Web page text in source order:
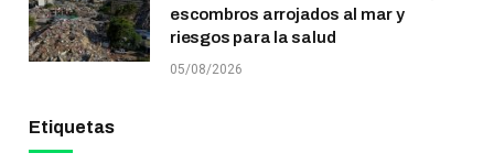
escombros arrojados al mar y
riesgos para la salud
05/08/2026
Etiquetas